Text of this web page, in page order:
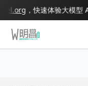
，快速体验大模型